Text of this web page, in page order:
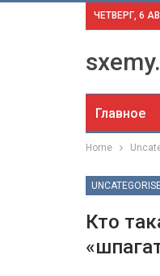
ЧЕТВЕРГ, 6
Главное
Home
Кто